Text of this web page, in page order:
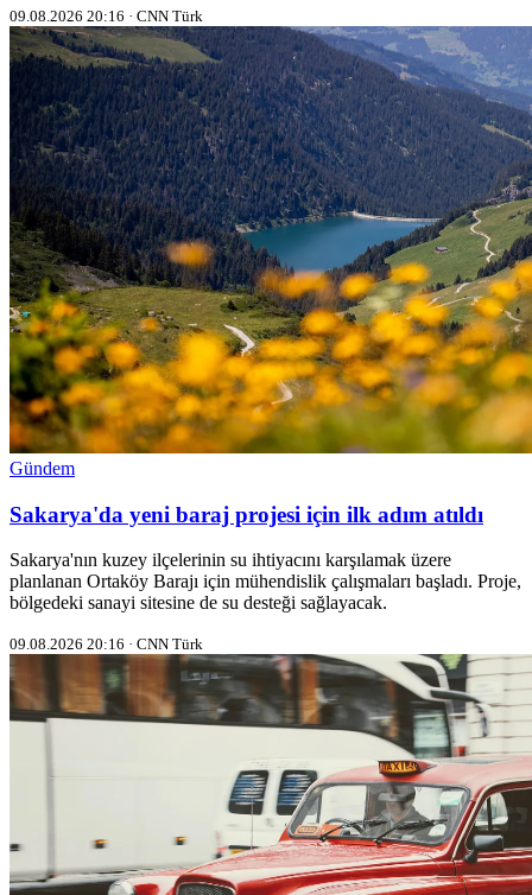
09.08.2026 20:16 · CNN Türk
Gündem
Sakarya'da yeni baraj projesi için ilk adım atıldı
Sakarya'nın kuzey ilçelerinin su ihtiyacını karşılamak üzere
planlanan Ortaköy Barajı için mühendislik çalışmaları başladı. Proje,
bölgedeki sanayi sitesine de su desteği sağlayacak.
09.08.2026 20:16 · CNN Türk